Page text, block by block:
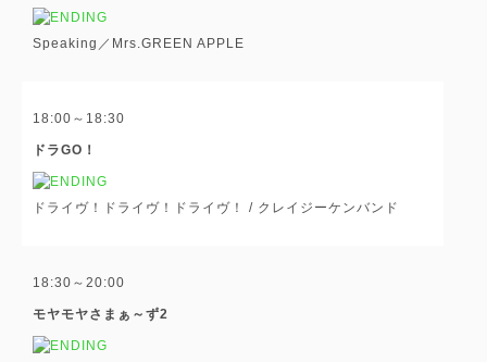
Speaking／Mrs.GREEN APPLE
18:00～18:30
ドラGO！
ドライヴ！ドライヴ！ドライヴ！ / クレイジーケンバンド
18:30～20:00
モヤモヤさまぁ～ず2